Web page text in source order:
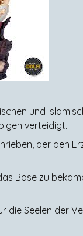
und
verteidigt.
der den
Böse zu
die Seelen der